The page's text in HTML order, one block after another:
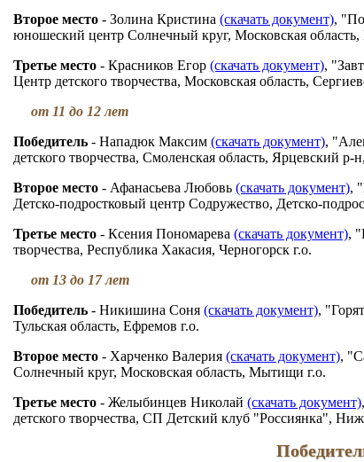
Второе место - Золина Кристина (скачать документ),
юношеский центр Солнечный круг, Московская
Третье место - Красников Егор (скачать документ),
Центр детского творчества, Московская область,
от 11 до 12 лет
Победитель - Нападюк Максим (скачать документ),
детского творчества, Смоленская область, Ярцевский р-
Второе место - Афанасьева Любовь (скачать документ),
Детско-подростковый центр Содружество, Детско-
Третье место - Ксения Пономарева (скачать документ),
творчества, Республика Хакасия, Черногорск г.о.
от 13 до 17 лет
Победитель - Никишина Соня (скачать документ),
Тульская область, Ефремов г.о.
Второе место - Харченко Валерия (скачать документ),
Солнечный круг, Московская область, Мытищи г.о.
Третье место - Желыбинцев Николай (скачать документ)
детского творчества, СП Детский клуб "Россиянка",